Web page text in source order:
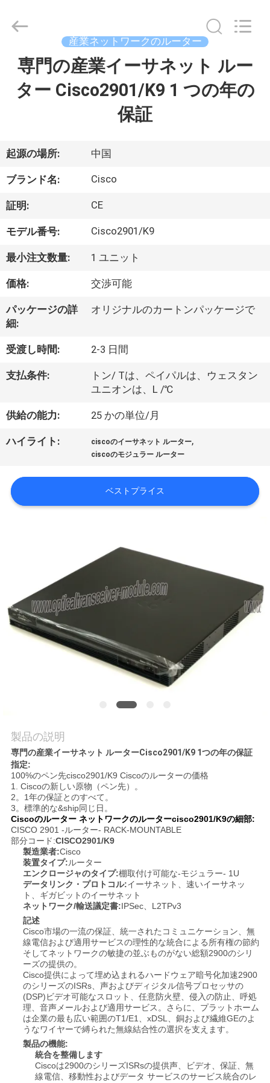
へ
品
ビ
デ
オ
わ
た
ち
に
つ
て
ア
ー
理
連
絡
く
だ
LonRise
Equipment
産業ネットワークのルーター
専門の産業イーサネット ルー
ター Cisco2901/K9 1 つの年の
保証
起源の場所: 中国
ブランド名: Cisco
証明: CE
モデル番号: Cisco2901/K9
最小注文数量: 1 ユニット
価格: 交渉可能
パッケージの詳
細:
オリジナルのカートンパッケージで
受渡し時間: 2-3 日間
支払条件:
トン/ Tは、ペイパルは、ウェスタン
ユニオンは、L /℃
供給の能力: 25 かの単位/月
ハイライト: ciscoのイーサネット ルーター,
ciscoのモジュラー ルーター
ベストプライス
製品の説明
専門の産業イーサネット ルーターCisco2901/K9 1つの年の保証
指定:
100%のペン先cisco2901/K9 Ciscoのルーターの価格
1. Ciscoの新しい原物（ペン先）。
2。1年の保証とのすべて。
3。標準的な&ship同じ日。
Ciscoのルーター ネットワークのルーターcisco2901/K9の細部:
CISCO 2901 -ルーター- RACK-MOUNTABLE
部分コード:CISCO2901/K9
製造業者:Cisco
装置タイプ:ルーター
エンクロージャのタイプ:棚取付け可能な-モジュラー- 1U
データリンク・プロトコル:イーサネット、速いイーサネッ
ト、ギガビットのイーサネット
ネットワーク/輸送議定書:IPSec、L2TPv3
記述
Cisco市場の一流の保証、統一されたコミュニケーション、無
線電信および適用サービスの理性的な統合による所有権の節約
そしてネットワークの敏捷の並ぶものがない総額2900のシリ
ーズの提供の。
Cisco提供によって埋め込まれるハードウェア暗号化加速2900
のシリーズのISRs、声およびディジタル信号プロセッサの
(DSP)ビデオ可能なスロット、任意防火壁、侵入の防止、呼処
理、音声メールおよび適用サービス。さらに、プラットホーム
は企業の最も広い範囲のT1/E1、xDSL、銅および繊維GEのよ
うなワイヤーで縛られた無線結合性の選択を支えます。
製品の機能:
統合を整備します
Ciscoは2900のシリーズISRsの提供声、ビデオ、保証、無
線電信、移動性およびデータ サービスのサービス統合のレ